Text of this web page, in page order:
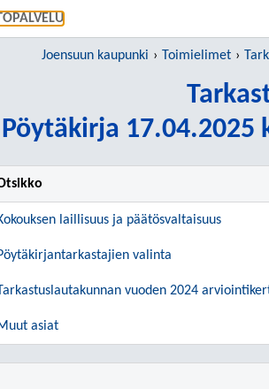
Joensuun kaupunki Toimielimet
Pöytäkirja 17.04.2025
laillisuus ja päätösvaltaisuus
valinta
vuoden 2024
asiat